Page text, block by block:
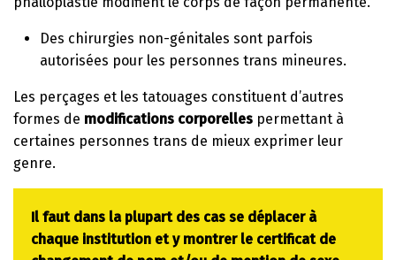
Des chirurgies non-génitales sont parfois
autorisées pour les personnes trans mineures.
Les perçages et les tatouages constituent d’autres
formes de modifications corporelles permettant à
certaines personnes trans de mieux exprimer leur
genre.
Il faut dans la plupart des cas se déplacer à
chaque institution et y montrer le certificat de